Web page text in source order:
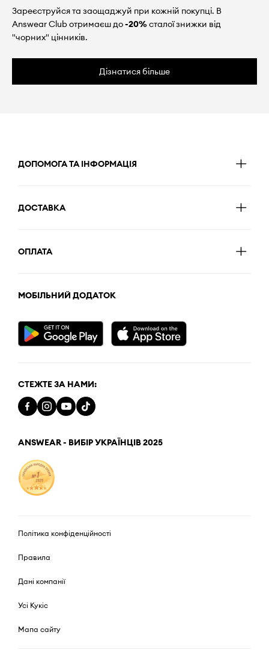
Зареєструйся та заощаджуй при кожній покупці. В
Answear Club отримаєш до-20%сталої знижки від
"чорних" цінників.
Дізнатися більше
ДОПОМОГА ТА ІНФОРМАЦІЯ
ДОСТАВКА
ОПЛАТА
МОБІЛЬНИЙ ДОДАТОК
СТЕЖТЕ ЗА НАМИ:
ANSWEAR - ВИБІР УКРАЇНЦІВ 2025
Політика конфіденційності
Правила
Дані компанії
Усі Кукіс
Мапа сайту